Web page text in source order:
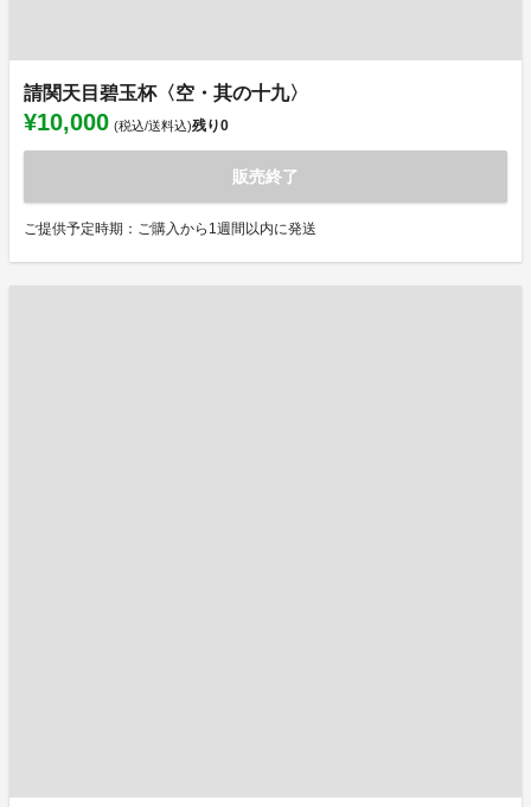
請関天目碧玉杯〈空・其の十九〉
¥10,000 (税込/送料込)残り0
販売終了
ご提供予定時期：ご購入から1週間以内に発送